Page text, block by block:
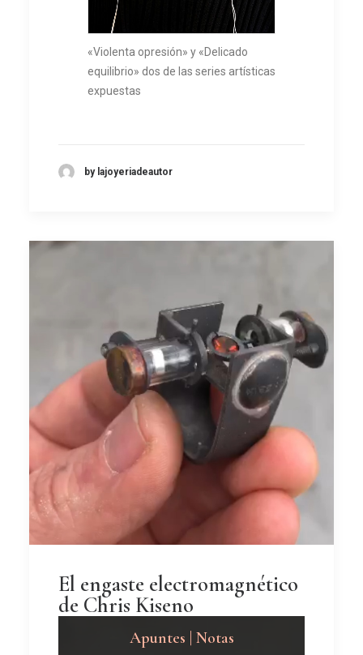
«Violenta opresión» y «Delicado
equilibrio» dos de las series artísticas
expuestas
by lajoyeriadeautor
El engaste electromagnético
de Chris Kiseno
Apuntes | Notas